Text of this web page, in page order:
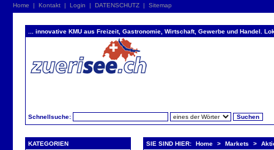
Home | Kontakt | Login | DATENSCHUTZ | Sitemap
... innovative KMU aus Freizeit, Gastronomie, Wirtschaft, Gewerbe und Handel.
Schnellsuche:
KATEGORIEN
SIE SIND HIER: Home > Markets >